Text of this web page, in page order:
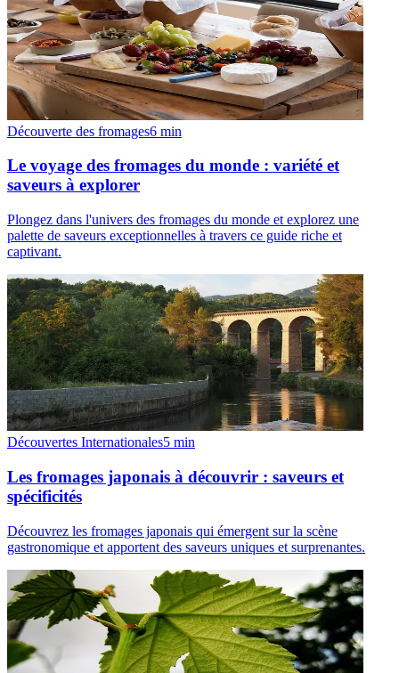
Découverte des fromages6 min
Le voyage des fromages du monde : variété et
saveurs à explorer
Plongez dans l'univers des fromages du monde et explorez une
palette de saveurs exceptionnelles à travers ce guide riche et
captivant.
Découvertes Internationales5 min
Les fromages japonais à découvrir : saveurs et
spécificités
Découvrez les fromages japonais qui émergent sur la scène
gastronomique et apportent des saveurs uniques et surprenantes.